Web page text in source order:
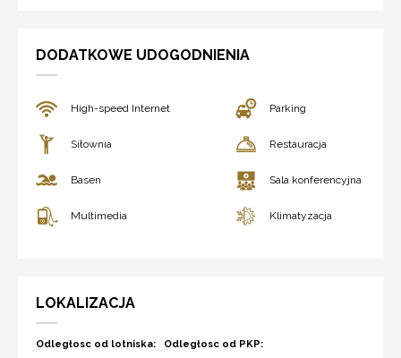
DODATKOWE UDOGODNIENIA
High-speed Internet Parking
Siłownia Restauracja
Basen Sala konferencyjna
Multimedia Klimatyzacja
LOKALIZACJA
Odległosc od lotniska: Odległosc od PKP: